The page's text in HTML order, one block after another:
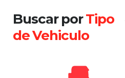
Buscar porTipo
de Vehiculo